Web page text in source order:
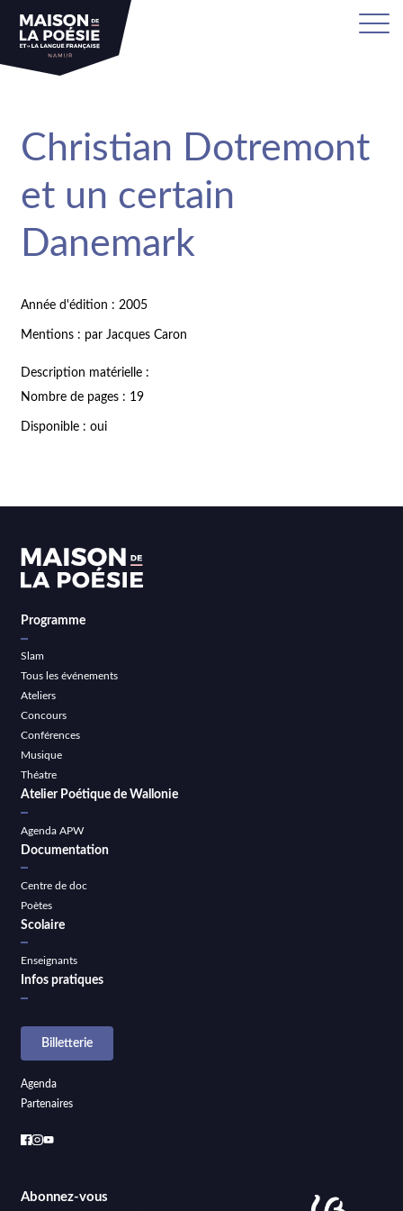
Christian Dotremont
et un certain
Danemark
Année d'édition : 2005
Mentions : par Jacques Caron
Description matérielle :
Nombre de pages : 19
Disponible : oui
Programme
Slam
Tous les événements
Ateliers
Concours
Conférences
Musique
Théatre
Atelier Poétique de Wallonie
Agenda APW
Documentation
Centre de doc
Poètes
Scolaire
Enseignants
Infos pratiques
Billetterie
Agenda
Partenaires
Abonnez-vous